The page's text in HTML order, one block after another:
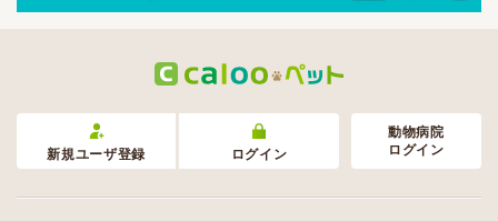
新規ユーザ登録 ログイン
動物病院
ログイン